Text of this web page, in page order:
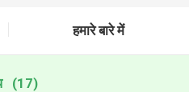
हमारे बारे में
(17)